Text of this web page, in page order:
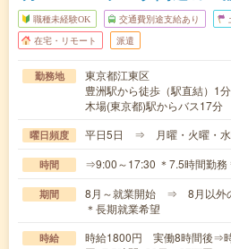
職種未経験OK 交通費別途支給あり
在宅・リモート 派遣
勤務地
東京都江東区
豊洲駅から徒歩（駅直結）1
木場(東京都)駅からバス17分
曜日頻度 平日5日 ⇒ 月曜・火曜・水
時間 ⇒9:00～17:30 ＊7.5時間勤務
期間
8月～就業開始 ⇒ 8月以外
＊長期就業希望
時給
時給1800円 実働8時間後